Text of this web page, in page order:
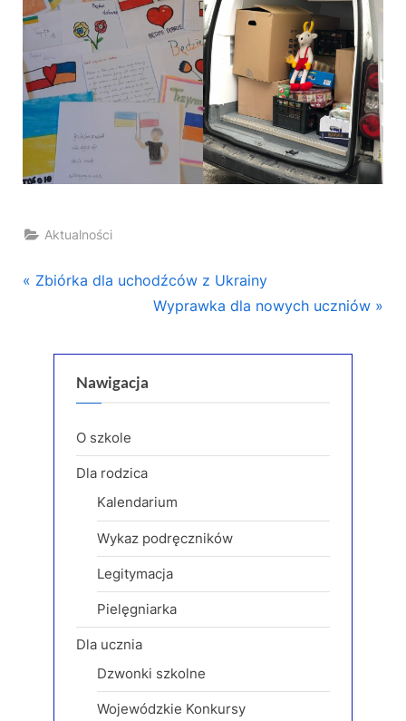
Aktualności
Nawigacja
P
Zbiórka dla uchodźców z Ukrainy
N
x
s
:
Wyprawka dla nowych uczniów
Nawigacja
O szkole
Dla rodzica
Kalendarium
Wykaz podręczników
Legitymacja
Pielęgniarka
Dla ucznia
Dzwonki szkolne
Wojewódzkie Konkursy